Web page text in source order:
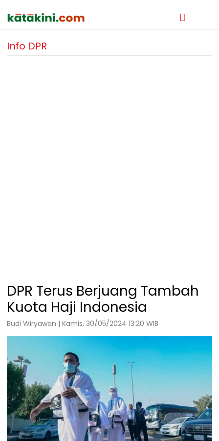
Info DPR
DPR Terus Berjuang Tambah
Kuota Haji Indonesia
Budi Wiryawan | Kamis, 30/05/2024 13:20 WIB